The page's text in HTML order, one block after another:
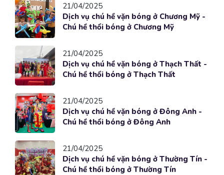
21/04/2025
Dịch vụ chú hề vặn bóng ở Chương Mỹ -
Chú hề thổi bóng ở Chương Mỹ
21/04/2025
Dịch vụ chú hề vặn bóng ở Thạch Thất -
Chú hề thổi bóng ở Thạch Thất
21/04/2025
Dịch vụ chú hề vặn bóng ở Đông Anh -
Chú hề thổi bóng ở Đông Anh
21/04/2025
Dịch vụ chú hề vặn bóng ở Thường Tín -
Chú hề thổi bóng ở Thường Tín